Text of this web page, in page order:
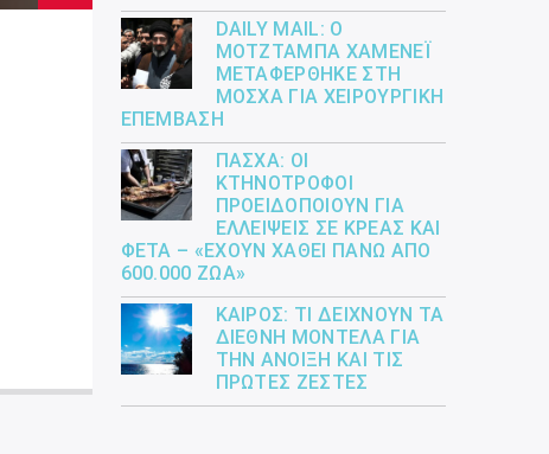
DAILY MAIL: Ο
ΜΟΤΖΤΆΜΠΑ ΧΑΜΕΝΕΪ́
ΜΕΤΑΦΈΡΘΗΚΕ ΣΤΗ
ΜΌΣΧΑ ΓΙΑ ΧΕΙΡΟΥΡΓΙΚΉ
ΕΠΈΜΒΑΣΗ
ΠΆΣΧΑ: ΟΙ
ΚΤΗΝΟΤΡΌΦΟΙ
ΠΡΟΕΙΔΟΠΟΙΟΎΝ ΓΙΑ
ΕΛΛΕΊΨΕΙΣ ΣΕ ΚΡΈΑΣ ΚΑΙ
ΦΈΤΑ – «ΈΧΟΥΝ ΧΑΘΕΊ ΠΆΝΩ ΑΠΌ
600.000 ΖΏΑ»
ΚΑΙΡΌΣ: ΤΙ ΔΕΊΧΝΟΥΝ ΤΑ
ΔΙΕΘΝΉ ΜΟΝΤΈΛΑ ΓΙΑ
ΤΗΝ ΆΝΟΙΞΗ ΚΑΙ ΤΙΣ
ΠΡΏΤΕΣ ΖΈΣΤΕΣ